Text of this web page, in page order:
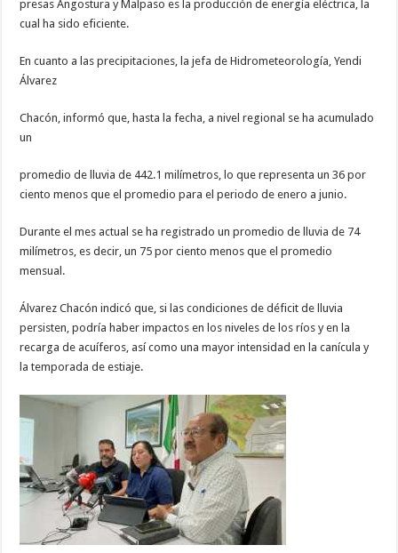
presas Angostura y Malpaso es la producción de energía eléctrica, la
cual ha sido eficiente.
En cuanto a las precipitaciones, la jefa de Hidrometeorología, Yendi
Álvarez
Chacón, informó que, hasta la fecha, a nivel regional se ha acumulado
un
promedio de lluvia de 442.1 milímetros, lo que representa un 36 por
ciento menos que el promedio para el periodo de enero a junio.
Durante el mes actual se ha registrado un promedio de lluvia de 74
milímetros, es decir, un 75 por ciento menos que el promedio
mensual.
Álvarez Chacón indicó que, si las condiciones de déficit de lluvia
persisten, podría haber impactos en los niveles de los ríos y en la
recarga de acuíferos, así como una mayor intensidad en la canícula y
la temporada de estiaje.